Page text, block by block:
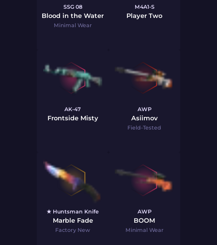
SSG 08
Blood in the Water
Minimal Wear
M4A1-S
Player Two
AK-47
Frontside Misty
AWP
Asiimov
Field-Tested
★ Huntsman Knife
Marble Fade
Factory New
AWP
BOOM
Minimal Wear